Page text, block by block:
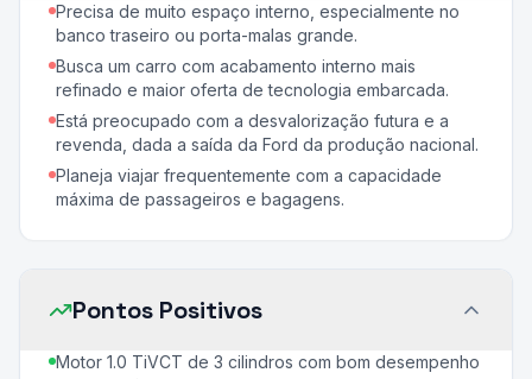
Precisa de muito espaço interno, especialmente no
banco traseiro ou porta-malas grande.
Busca um carro com acabamento interno mais
refinado e maior oferta de tecnologia embarcada.
Está preocupado com a desvalorização futura e a
revenda, dada a saída da Ford da produção nacional.
Planeja viajar frequentemente com a capacidade
máxima de passageiros e bagagens.
Pontos Positivos
Motor 1.0 TiVCT de 3 cilindros com bom desempenho